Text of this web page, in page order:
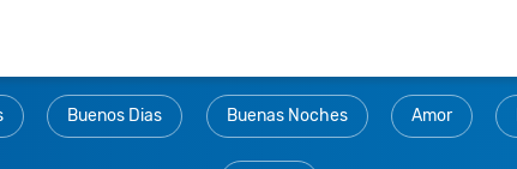
Buenos Dias Buenas Noches Amor